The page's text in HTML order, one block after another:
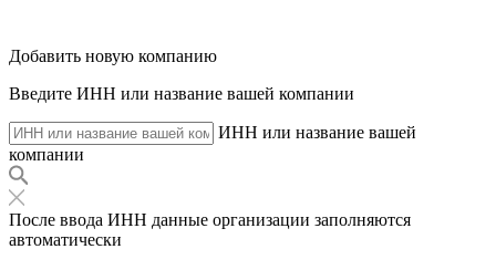
Добавить новую компанию
Введите ИНН или название вашей компании
ИНН или название вашей
компании
После ввода ИНН данные организации заполняются
автоматически